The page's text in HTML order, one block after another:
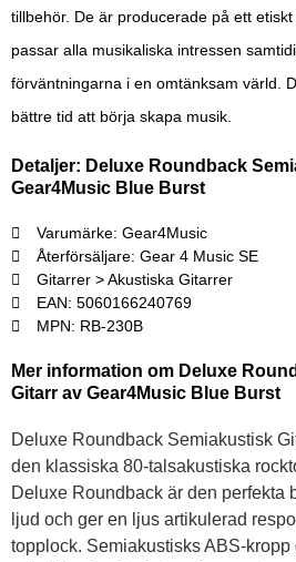
tillbehör. De är producerade på ett
passar alla musikaliska intressen
förväntningarna i en omtänksam värld.
bättre tid att börja skapa musik.
Detaljer: Deluxe Roundback
Gear4Music Blue Burst
Varumärke: Gear4Music
Återförsäljare: Gear 4 Music SE
Gitarrer > Akustiska Gitarrer
EAN: 5060166240769
MPN: RB-230B
Mer information om Deluxe
Gitarr av Gear4Music Blue Burst
Deluxe Roundback Semiakustisk
den klassiska 80-talsakustiska
Deluxe Roundback är den perfekta
ljud och ger en ljus artikulerad
topplock. Semiakustisks ABS-kropp